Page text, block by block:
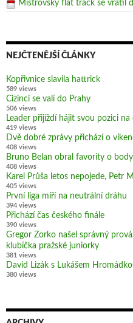
Mistrovský flat track se vrátil
NEJČTENĚJŠÍ ČLÁNKY
Kopřivnice slavila hattrick
589 views
Cizinci se valí do Prahy
506 views
Leader přijíždí hájit svou pozici na
419 views
Dvě dobré zprávy přichází o
408 views
Bruno Belan obral favority o
408 views
Karel Průša letos nepojede, Petr
405 views
První liga míří na neutrální dráhu
394 views
Přichází čas českého finále
390 views
Gregor Zorko našel správný
klubíčka pražské juniorky
381 views
David Lizák s Lukášem
380 views